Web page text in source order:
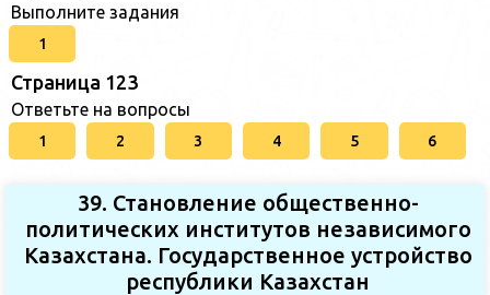
Выполните задания
1
Страница 123
Ответьте на вопросы
1 2 3 4 5 6
39. Становление общественно-
политических институтов независимого
Казахстана. Государственное устройство
республики Казахстан